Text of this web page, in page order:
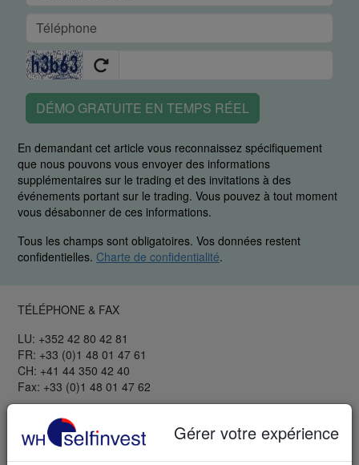
Gérer votre expérience
DÉMO GRATUITE EN TEMPS RÉEL
En demandant cet article vous reconnaissez spécifiquement
que nous pouvons vous envoyer des informations
supplémentaires sur le trading et des invitations à des
événements portant sur le trading. Vous pouvez à tout moment
vous désabonner de ces informations.
Tous les champs sont obligatoires. Vos données restent
confidentielles. Charte de confidentialité.
TÉLÉPHONE & FAX
LU: +352 42 80 42 81
FR: +33 (0)1 48 01 47 61
CH: +41 44 350 42 40
Fax: +33 (0)1 48 01 47 62
GRATUIT
Webinaires et séminaires
Bibliothèque de trading